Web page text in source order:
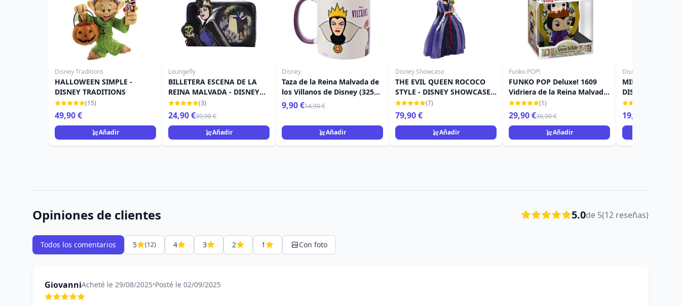
Disney Traditions
HALLOWEEN SIMPLE -
DISNEY TRADITIONS
(15)
49,90 €
Añadir
Loungefly
BILLETERA ESCENA DE LA
REINA MALVADA - DISNEY
LOUNGEFLY
(3)
24,90 €39,90 €
Añadir
Disney
Taza de la Reina Malvada de
los Villanos de Disney (325
ml)
9,90 €14,90 €
Añadir
Disney Showcase
THE EVIL QUEEN ROCOCO
STYLE - DISNEY SHOWCASE
HAUTE COUTURE
(7)
79,90 €
Añadir
Funko POP!
FUNKO POP Deluxe! 1609
Vidriera de la Reina Malvada
- Disney Villains
(1)
29,90 €36,90 €
Añadir
Disney Britto
MINI FIGURA
DISNEY BRITTO
19,90 €
Opiniones de clientes 5.0de 5(12 reseñas)
Todos los comentarios 5 (12) 4 3 2 1 Con foto
GiovanniAcheté le 29/08/2025•Posté le 02/09/2025